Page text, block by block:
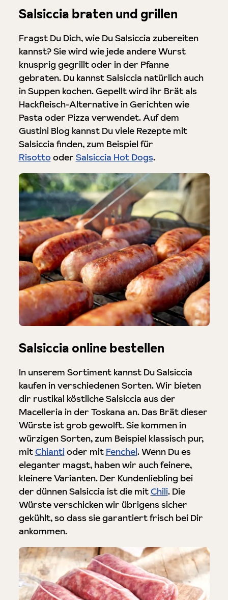
Salsiccia braten und grillen
Fragst Du Dich, wie Du Salsiccia zubereiten
kannst? Sie wird wie jede andere Wurst
knusprig gegrillt oder in der Pfanne
gebraten. Du kannst Salsiccia natürlich auch
in Suppen kochen. Gepellt wird ihr Brät als
Hackfleisch-Alternative in Gerichten wie
Pasta oder Pizza verwendet. Auf dem
Gustini Blog kannst Du viele Rezepte mit
Salsiccia finden, zum Beispiel für
Risotto oder Salsiccia Hot Dogs.
Salsiccia online bestellen
In unserem Sortiment kannst Du Salsiccia
kaufen in verschiedenen Sorten. Wir bieten
dir rustikal köstliche Salsiccia aus der
Macelleria in der Toskana an. Das Brät dieser
Würste ist grob gewolft. Sie kommen in
würzigen Sorten, zum Beispiel klassisch pur,
mitChiantioder mit Fenchel. Wenn Du es
eleganter magst, haben wir auch feinere,
kleinere Varianten. Der Kundenliebling bei
der dünnen Salsiccia ist die mitChili. Die
Würste verschicken wir übrigens sicher
gekühlt, so dass sie garantiert frisch bei Dir
ankommen.